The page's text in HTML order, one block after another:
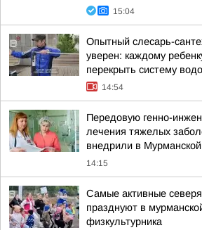
15:04
Опытный слесарь-
уверен: каждому
перекрыть систему
14:54
Передовую генно-
лечения тяжелых
внедрили в
14:15
Самые активные
празднуют в
физкультурника